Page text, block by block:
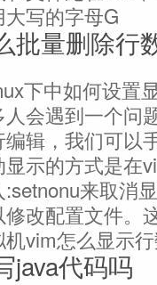
大写的字母G
批量删除行
下中如何设置
人会遇到一个问
编辑，我们可以
显示的方式是在
来取消
改配置文件。
机vim怎么显示
java代码吗